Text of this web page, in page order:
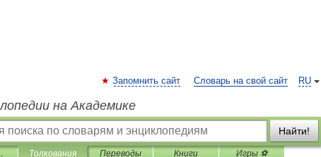
RU
Запомнить сайт Словарь на свой сайт
на Академике
Найти!
словарь Толкования Переводы Книги Игры ⚽